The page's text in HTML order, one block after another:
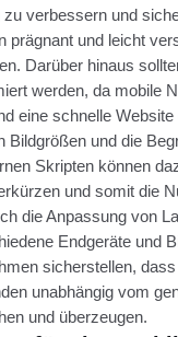
zu verbessern und
prägnant und leicht
Darüber hinaus
werden, da mobile
eine schnelle
Bildgrößen und die
Skripten können
und somit die
die Anpassung von
Endgeräte und
sicherstellen,
unabhängig vom
und überzeugen.